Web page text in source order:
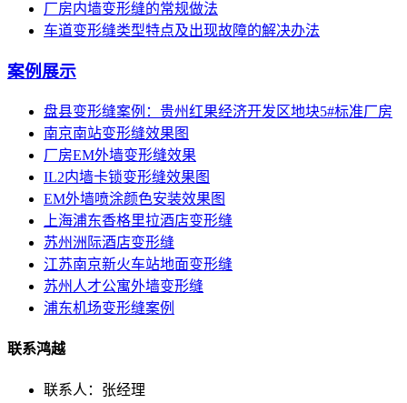
厂房内墙变形缝的常规做法
车道变形缝类型特点及出现故障的解决办法
案例展示
盘县变形缝案例：贵州红果经济开发区地块5#标准厂房
南京南站变形缝效果图
厂房EM外墙变形缝效果
IL2内墙卡锁变形缝效果图
EM外墙喷涂颜色安装效果图
上海浦东香格里拉酒店变形缝
苏州洲际酒店变形缝
江苏南京新火车站地面变形缝
苏州人才公寓外墙变形缝
浦东机场变形缝案例
联系鸿越
联系人：张经理